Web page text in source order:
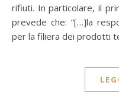
rifiuti. In particolare, il
prevede che: “[…]la
per la filiera dei prodotti